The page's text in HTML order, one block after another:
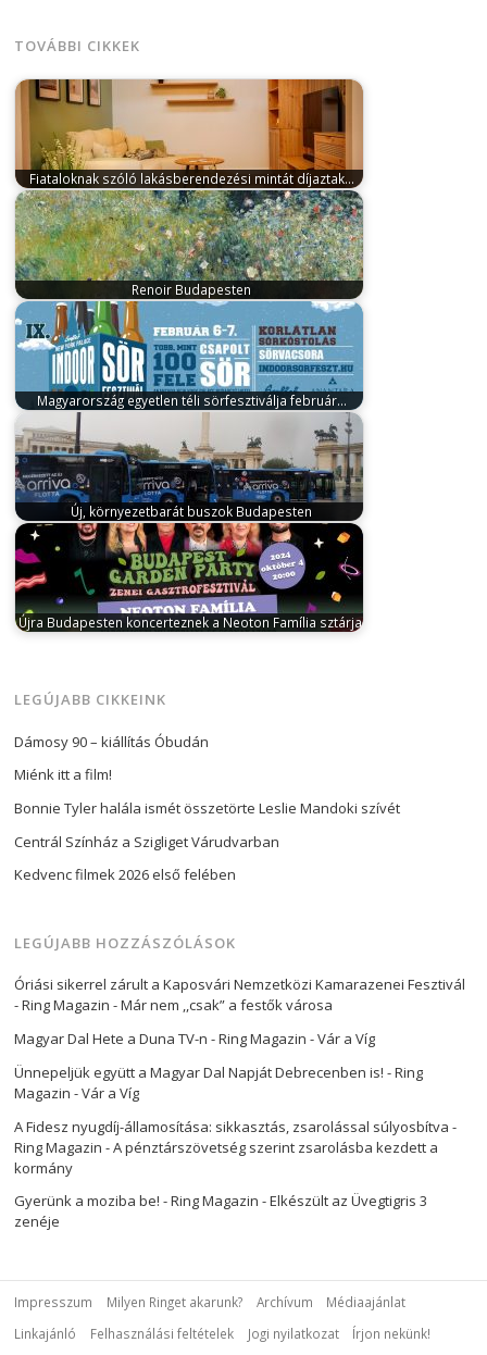
TOVÁBBI CIKKEK
Fiataloknak szóló lakásberendezési mintát díjaztak…
október 14, 2025Banyár Enikő egymillió forint alatti
költségvetésből berendezett nappalija nyerte…
Renoir Budapesten
november 12, 2023
A Szépművészeti Múzeum a
párizsi Musée d’Orsay-val és a Musée…
Magyarország egyetlen téli sörfesztiválja február…
január 31, 2026
A hazai téli programkínálat egyik
legkülönlegesebb eseménye tér vissza februárban.
…
Új, környezetbarát buszok Budapesten
július 9, 2025 A BKK egyi szolgáltatója, az ArrivaBus
bemutatta azokat az új…
Újra Budapesten koncerteznek a Neoton Família sztárjai
LEGÚJABB CIKKEINK
Dámosy 90 – kiállítás Óbudán
Miénk itt a film!
Bonnie Tyler halála ismét összetörte Leslie Mandoki szívét
Centrál Színház a Szigliget Várudvarban
Kedvenc filmek 2026 első felében
LEGÚJABB HOZZÁSZÓLÁSOK
Óriási sikerrel zárult a Kaposvári Nemzetközi Kamarazenei Fesztivál
- Ring Magazin -Már nem ,,csak” a festők városa
Magyar Dal Hete a Duna TV-n - Ring Magazin -Vár a Víg
Ünnepeljük együtt a Magyar Dal Napját Debrecenben is! - Ring
Magazin -Vár a Víg
A Fidesz nyugdíj-államosítása: sikkasztás, zsarolással súlyosbítva -
Ring Magazin -A pénztárszövetség szerint zsarolásba kezdett a
kormány
Gyerünk a moziba be! - Ring Magazin -Elkészült az Üvegtigris 3
zenéje
Impresszum Milyen Ringet akarunk? Archívum
Médiaajánlat
Linkajánló
Felhasználási feltételek Jogi nyilatkozat Írjon nekünk!